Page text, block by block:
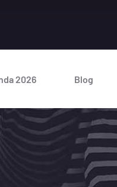
2026 Blog